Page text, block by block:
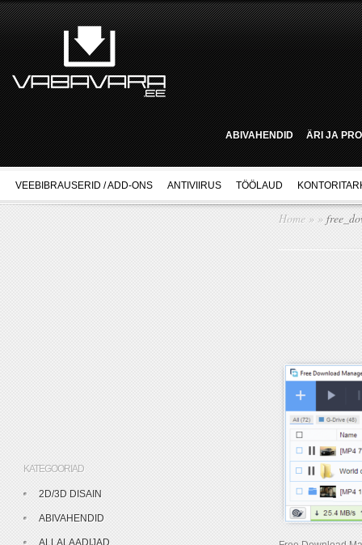
ABIVAHENDID ÄRI JA
VEEBIBRAUSERID / ADD-ONS ANTIVIIRUS TÖÖLAUD
Home » »
KATEGOORIAD
2D/3D DISAIN
ABIVAHENDID
ALLALAADIJAD